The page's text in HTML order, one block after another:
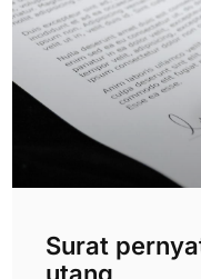
Surat